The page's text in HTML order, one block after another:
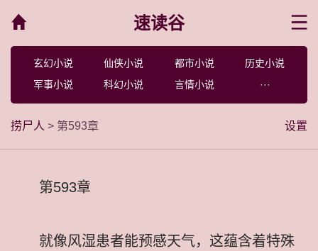
速读谷
玄幻小说 仙侠小说 都市小说
历史小说
军事小说
科幻小说 言情小说 ···
设置
捞尸人 > 第593章
第593章
就像风湿患者能预感天气，这蕴含着特殊